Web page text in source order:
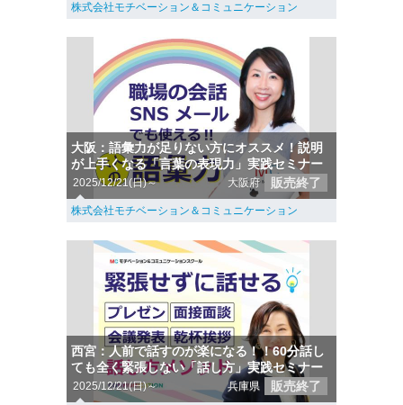
株式会社モチベーション＆コミュニケーション
大阪：語彙力が足りない方にオススメ！説明
が上手くなる「言葉の表現力」実践セミナー
2025/12/21(日)～ 大阪府 販売終了
株式会社モチベーション＆コミュニケーション
西宮：人前で話すのが楽になる！！60分話し
ても全く緊張しない「話し方」実践セミナー
2025/12/21(日)～ 兵庫県 販売終了